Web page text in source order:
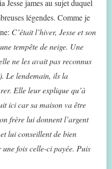
Jesse james au sujet duquel
légendes. Comme je
C’était l’hiver, Jesse et son
tempête de neige. Une
ne les avait pas reconnus
Le lendemain, ils la
Elle leur explique qu’à
ici car sa maison va être
frère lui donnent l’argent
lui conseillent de bien
fois celle-ci payée. Puis